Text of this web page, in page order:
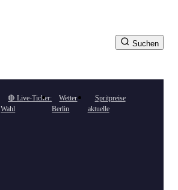
🔴 Live-Ticker:
Wahl
Wetter
Berlin
Spritpreise
aktuelle
Suchen